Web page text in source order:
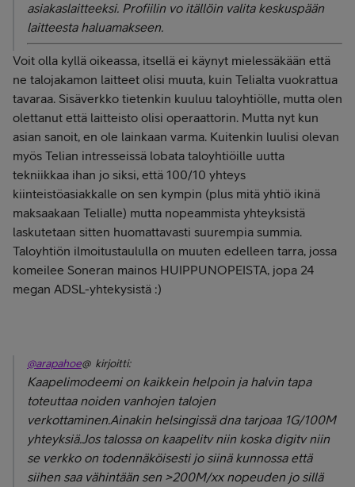
asiakaslaitteeksi. Profiilin vo itällöin valita keskuspään
laitteesta haluamakseen.
Voit olla kyllä oikeassa, itsellä ei käynyt mielessäkään että
ne talojakamon laitteet olisi muuta, kuin Telialta vuokrattua
tavaraa. Sisäverkko tietenkin kuuluu taloyhtiölle, mutta olen
olettanut että laitteisto olisi operaattorin. Mutta nyt kun
asian sanoit, en ole lainkaan varma. Kuitenkin luulisi olevan
myös Telian intresseissä lobata taloyhtiöille uutta
tekniikkaa ihan jo siksi, että 100/10 yhteys
kiinteistöasiakkalle on sen kympin (plus mitä yhtiö ikinä
maksaakaan Telialle) mutta nopeammista yhteyksistä
laskutetaan sitten huomattavasti suurempia summia.
Taloyhtiön ilmoitustaululla on muuten edelleen tarra, jossa
komeilee Soneran mainos HUIPPUNOPEISTA, jopa 24
megan ADSL-yhtekysistä :)
@arapahoe@ kirjoitti:
Kaapelimodeemi on kaikkein helpoin ja halvin tapa
toteuttaa noiden vanhojen talojen
verkottaminen.Ainakin helsingissä dna tarjoaa 1G/100M
yhteyksiä.Jos talossa on kaapelitv niin koska digitv niin
se verkko on todennäköisesti jo siinä kunnossa että
siihen saa vähintään sen >200M/xx nopeuden jo sillä